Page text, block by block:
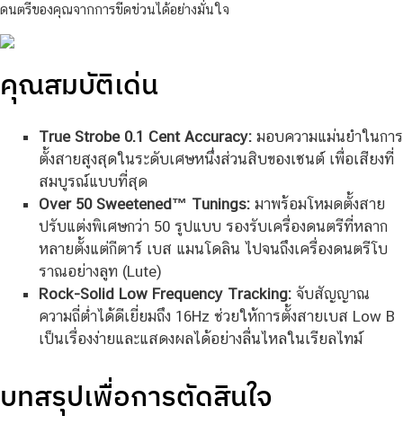
ดนตรีของคุณจากการขีดข่วนได้อย่างมั่นใจ
คุณสมบัติเด่น
True Strobe 0.1 Cent Accuracy:มอบความแม่นยำในการ
ตั้งสายสูงสุดในระดับเศษหนึ่งส่วนสิบของเซนต์ เพื่อเสียงที่
สมบูรณ์แบบที่สุด
Over 50 Sweetened™ Tunings:มาพร้อมโหมดตั้งสาย
ปรับแต่งพิเศษกว่า 50 รูปแบบ รองรับเครื่องดนตรีที่หลาก
หลายตั้งแต่กีตาร์ เบส แมนโดลิน ไปจนถึงเครื่องดนตรีโบ
ราณอย่างลูท (Lute)
Rock-Solid Low Frequency Tracking:จับสัญญาณ
ความถี่ต่ำได้ดีเยี่ยมถึง 16Hz ช่วยให้การตั้งสายเบส Low B
เป็นเรื่องง่ายและแสดงผลได้อย่างลื่นไหลในเรียลไทม์
บทสรุปเพื่อการตัดสินใจ